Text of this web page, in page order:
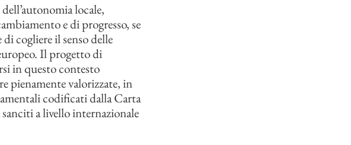
locale,
e di progresso, se
cogliere il senso delle
Il progetto di
in questo contesto
pienamente valorizzate, in
codificati dalla Carta
a livello internazionale